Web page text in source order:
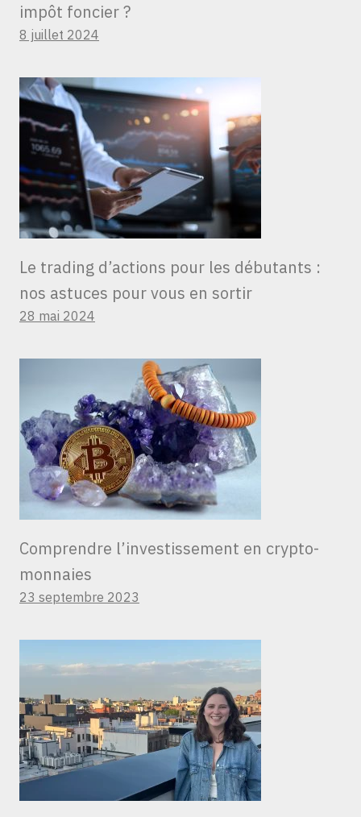
impôt foncier ?
8 juillet 2024
Le trading d’actions pour les débutants :
nos astuces pour vous en sortir
28 mai 2024
Comprendre l’investissement en crypto-
monnaies
23 septembre 2023